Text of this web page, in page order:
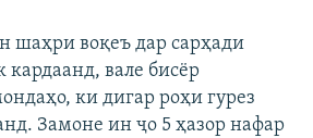
шаҳри воқеъ дар сарҳади
кардаанд, вале бисёр
ки дигар роҳи гурез
Замоне ин ҷо 5 ҳазор нафар